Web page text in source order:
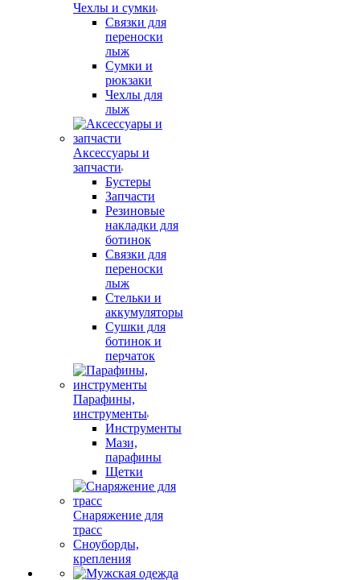
Чехлы и сумки
Связки для
переноски
лыж
Сумки и
рюкзаки
Чехлы для
лыж
Аксессуары и
запчасти
Бустеры
Запчасти
Резиновые
накладки для
ботинок
Связки для
переноски
лыж
Стельки и
аккумуляторы
Сушки для
ботинок и
перчаток
Парафины,
инструменты
Инструменты
Мази,
парафины
Щетки
Снаряжение для
трасс
Сноуборды,
крепления